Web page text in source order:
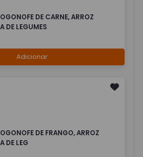
DE CARNE, ARROZ
DE LEGUMES
Adicionar
DE FRANGO, ARROZ
DE LEG